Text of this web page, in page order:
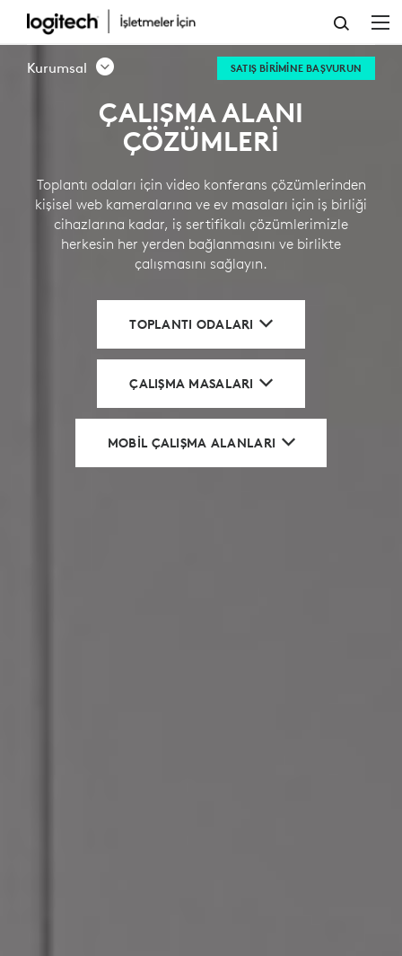
KURUMSAL
ÇÖZÜMLER
Kurumsal SATIŞ BIRIMINE BAŞVURUN
ÇALIŞMA ALANI
ÇÖZÜMLERİ
Toplantı odaları için video konferans çözümlerinden
kişisel web kameralarına ve ev masaları için iş birliği
cihazlarına kadar, iş sertifikalı çözümlerimizle
herkesin her yerden bağlanmasını ve birlikte
çalışmasını sağlayın.
TOPLANTI ODALARI
ÇALIŞMA MASALARI
MOBIL ÇALIŞMA ALANLARI